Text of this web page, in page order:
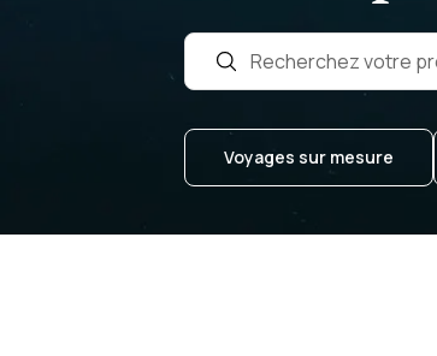
Recherchez votre
Voyages sur mesure